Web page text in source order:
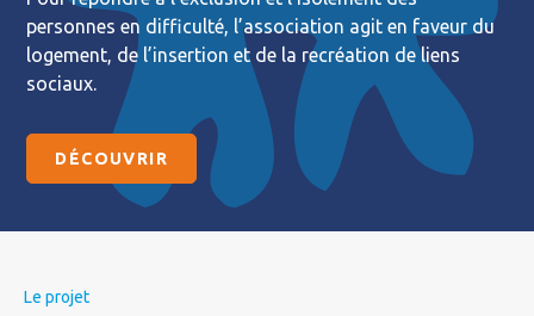
personnes en difficulté, l’association agit en faveur du
logement, de l’insertion et de la recréation de liens
sociaux.
DÉCOUVRIR
Le projet